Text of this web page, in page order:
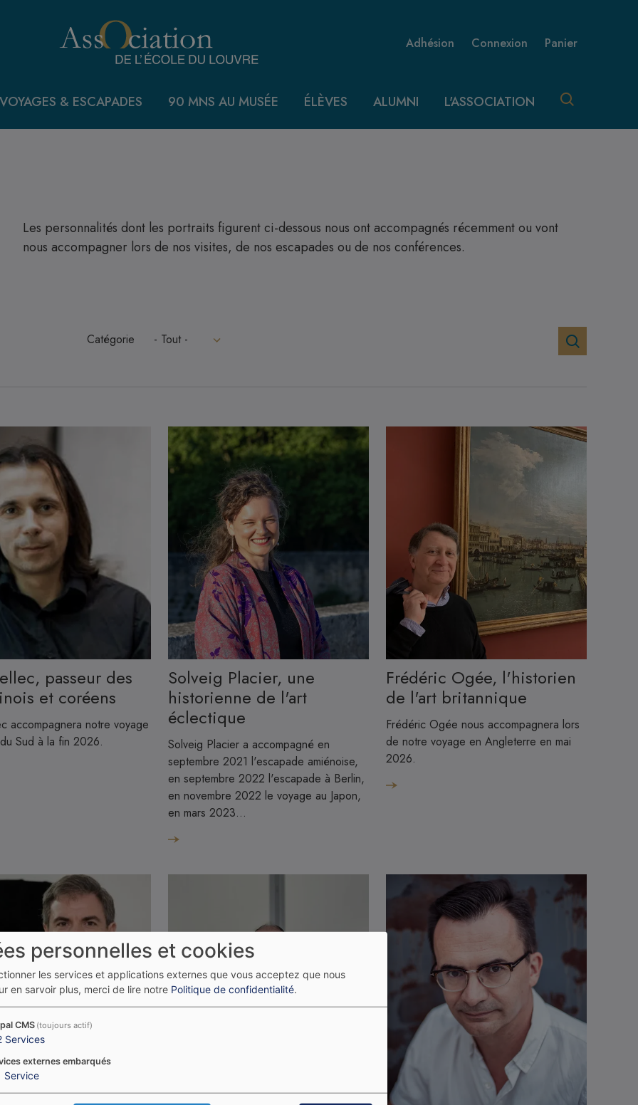
Adhésion Connexion Panier
VOYAGES & ESCAPADES 90 MNS AU MUSÉE ÉLÈVES ALUMNI L'ASSOCIATION
Les personnalités dont les portraits figurent ci-dessous nous ont accompagnés récemment ou vont
nous accompagner lors de nos visites, de nos escapades ou de nos conférences.
Catégorie
et coréens
accompagnera notre voyage
Sud à la fin 2026.
Image
Solveig Placier, une
historienne de l'art
éclectique
Solveig Placier a accompagné en
septembre 2021 l'escapade amiénoise,
en septembre 2022 l'escapade à Berlin,
en novembre 2022 le voyage au Japon,
en mars 2023…
Frédéric Ogée, l'historien
de l'art britannique
Frédéric Ogée nous accompagnera lors
de notre voyage en Angleterre en mai
2026.
personnelles et cookies
les services et applications externes que vous acceptez que nous
en sarvoir plus, merci de lire notre Politique de confidentialité.
CMS (toujours actif)
Services
externes embarqués
Service